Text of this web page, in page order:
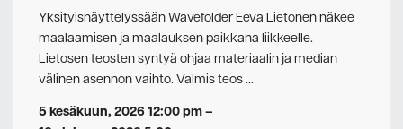
Yksityisnäyttelyssään Wavefolder Eeva Lietonen näkee
maalaamisen ja maalauksen paikkana liikkeelle.
Lietosen teosten syntyä ohjaa materiaalin ja median
välinen asennon vaihto. Valmis teos …
5 kesäkuun, 2026 12:00 pm–